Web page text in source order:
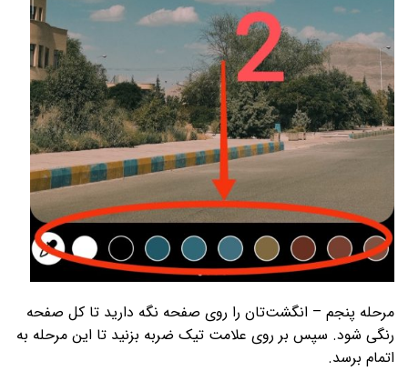
مرحله پنجم – انگشت‌تان را روی صفحه نگه دارید تا کل صفحه
رنگی شود. سپس بر روی علامت تیک ضربه بزنید تا این مرحله به
اتمام برسد.